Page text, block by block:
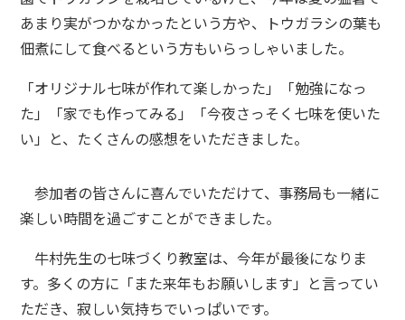
あまり実がつかなかったという方や、トウガラシの葉も
佃煮にして食べるという方もいらっしゃいました。
「オリジナル七味が作れて楽しかった」「勉強になっ
た」「家でも作ってみる」「今夜さっそく七味を使いた
い」と、たくさんの感想をいただきました。
参加者の皆さんに喜んでいただけて、事務局も一緒に
楽しい時間を過ごすことができました。
牛村先生の七味づくり教室は、今年が最後になりま
す。多くの方に「また来年もお願いします」と言ってい
ただき、寂しい気持ちでいっぱいです。